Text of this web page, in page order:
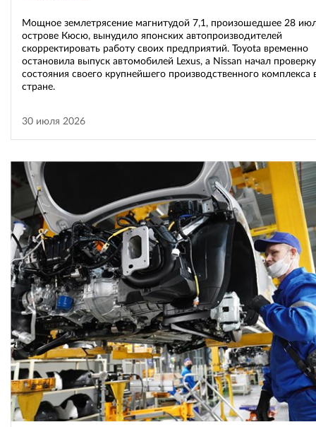
Мощное землетрясение магнитудой 7,1, произошедшее 28
острове Кюсю, вынудило японских автопроизводителей
скорректировать работу своих предприятий. Toyota временно
остановила выпуск автомобилей Lexus, а Nissan начал проверку
состояния своего крупнейшего производственного комплекса
стране.
30 июля 2026